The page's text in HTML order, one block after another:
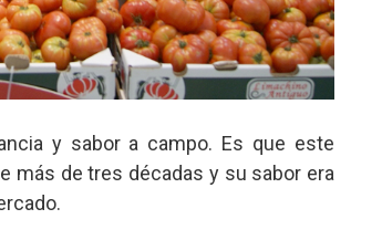
y sabor a campo. Es que este
más de tres décadas y su sabor era